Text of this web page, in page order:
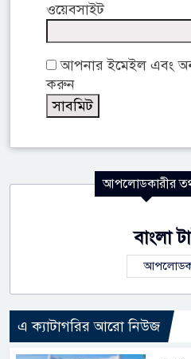
ওয়েবসাইট
আপনার ইমেইল এবং
করুন
আপলোডকারীর
বাংলা
এ ক্যাটাগরির আরো নিউজ